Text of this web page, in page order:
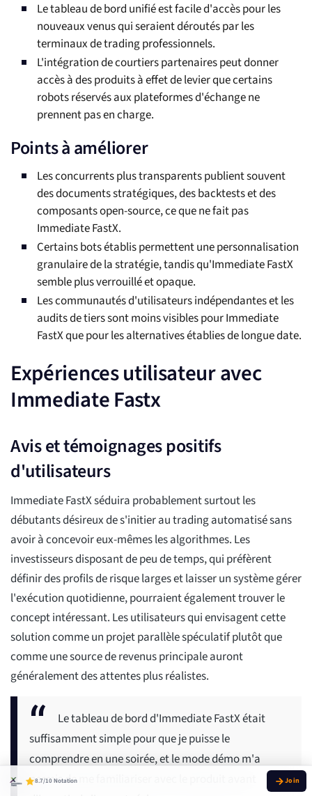
Le tableau de bord unifié est facile d'accès pour les
nouveaux venus qui seraient déroutés par les
terminaux de trading professionnels.
L'intégration de courtiers partenaires peut donner
accès à des produits à effet de levier que certains
robots réservés aux plateformes d'échange ne
prennent pas en charge.
Points à améliorer
Les concurrents plus transparents publient souvent
des documents stratégiques, des backtests et des
composants open-source, ce que ne fait pas
Immediate FastX.
Certains bots établis permettent une personnalisation
granulaire de la stratégie, tandis qu'Immediate FastX
semble plus verrouillé et opaque.
Les communautés d'utilisateurs indépendantes et les
audits de tiers sont moins visibles pour Immediate
FastX que pour les alternatives établies de longue date.
Expériences utilisateur avec
Immediate Fastx
Avis et témoignages positifs
d'utilisateurs
Immediate FastX séduira probablement surtout les
débutants désireux de s'initier au trading automatisé sans
avoir à concevoir eux-mêmes les algorithmes. Les
investisseurs disposant de peu de temps, qui préfèrent
définir des profils de risque larges et laisser un système gérer
l'exécution quotidienne, pourraient également trouver le
concept intéressant. Les utilisateurs qui envisagent cette
solution comme un projet parallèle spéculatif plutôt que
comme une source de revenus principale auront
généralement des attentes plus réalistes.
Le tableau de bord d'Immediate FastX était
suffisamment simple pour que je puisse le
comprendre en une soirée, et le mode démo m'a
permis de me familiariser avec le produit avant
8.7/10 Notation